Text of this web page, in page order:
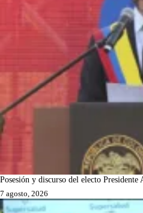
Posesión y discurso del electo
7 agosto, 2026